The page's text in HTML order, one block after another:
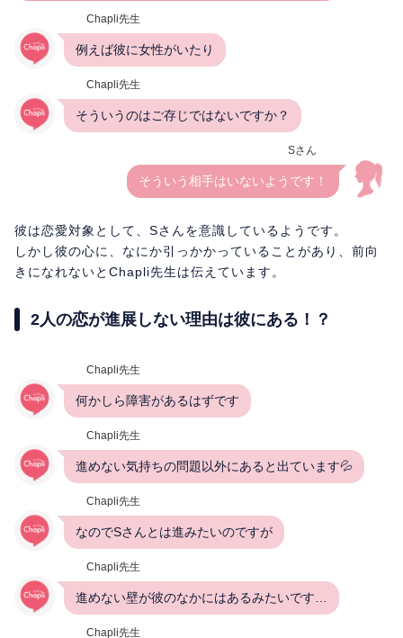
Chapli先生
例えば彼に女性がいたり
Chapli先生
そういうのはご存じではないですか？
Sさん
そういう相手はいないようです！
彼は恋愛対象として、Sさんを意識しているようです。
しかし彼の心に、なにか引っかかっていることがあり、前向
きになれないとChapli先生は伝えています。
2人の恋が進展しない理由は彼にある！？
Chapli先生
何かしら障害があるはずです
Chapli先生
進めない気持ちの問題以外にあると出ています💦
Chapli先生
なのでSさんとは進みたいのですが
Chapli先生
進めない壁が彼のなかにはあるみたいです…
Chapli先生